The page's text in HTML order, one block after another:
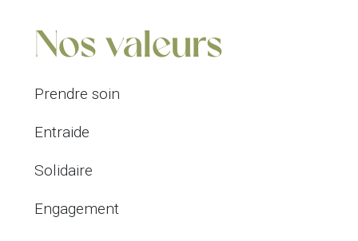
Nos valeurs
Prendre soin
Entraide
Solidaire
Engagement